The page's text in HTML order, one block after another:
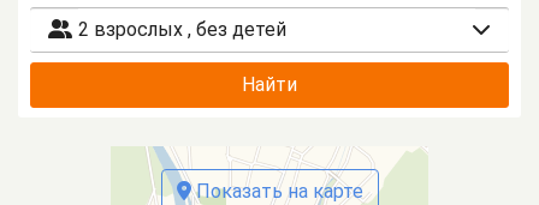
2 взрослых , без детей
Найти
Показать на карте